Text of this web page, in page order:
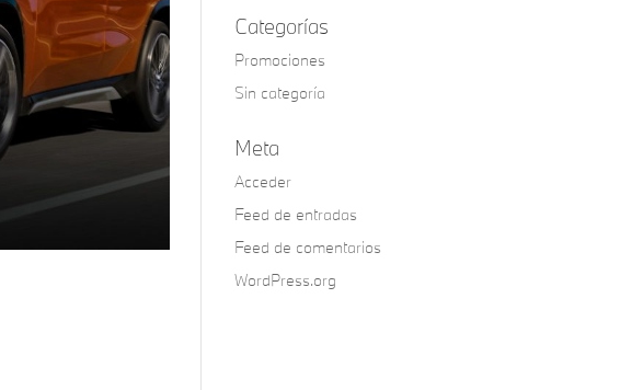
Categorías
Promociones
Sin categoría
Meta
Acceder
Feed de entradas
Feed de comentarios
WordPress.org